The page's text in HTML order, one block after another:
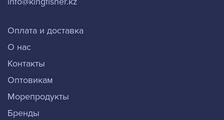
Оплата и доставка
О нас
Контакты
Оптовикам
Морепродукты
Бренды